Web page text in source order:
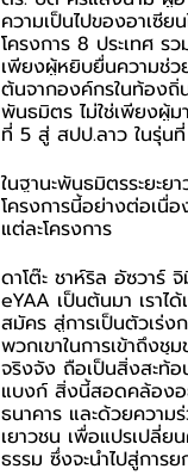
ความเป็นไปของอาเซีย
โครงการ 8 ประเทศ
เพียงผู้หยิบยื่นความช่ว
ต้นจากองค์กรในท้องถิ่
พันธมิตร ไม่ใช่เพียงผู้ม
ที่ 5 สู่ สปป.ลาว ในรุ่
ในฐานะพันธมิตรระยะ
โครงการนี้อย่างต่อเนื่
แต่ละโครงการ
ดาโต๊ะ ชาห์ริล อัซวาร์
eYAA เป็นต้นมา เรา
สมัคร สู่การเป็นตัวเร่
พวกเขาในการเข้าถึง
จริงจัง ถือเป็นสิ่งสะท้
แบงก์ สิ่งนี้สอดคล้อง
ธนาคาร และด้วยควา
เยาวชน เพื่อแปรเปลี่
ธรรม ซึ่งจะนำไปสู่กา